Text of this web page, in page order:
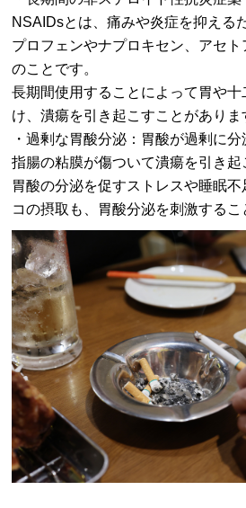
NSAIDsとは、痛みや炎症を抑える
プロフェンやナプロキセン、アセ
のことです。
長期間使用することによって胃や
け、潰瘍を引き起こすことがありま
・過剰な胃酸分泌：胃酸が過剰に
指腸の粘膜が傷ついて潰瘍を引き起
胃酸の分泌を促すストレスや睡眠
コの摂取も、胃酸分泌を刺激するこ